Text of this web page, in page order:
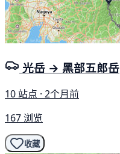
光岳 → 黑部五郎岳
10 站点 · 2个月前
167 浏览
收藏